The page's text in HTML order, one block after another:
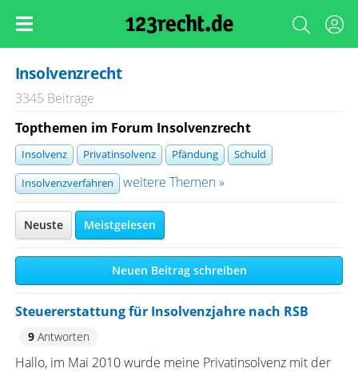
Insolvenzrecht
3345 Beiträge
Topthemen im Forum Insolvenzrecht
Insolvenz Privatinsolvenz Pfändung Schuld
Insolvenzverfahren weitere Themen »
Neuste Meistgelesen
Neuen Beitrag schreiben
Steuererstattung für Insolvenzjahre nach RSB
9Antworten
Hallo, im Mai 2010 wurde meine Privatinsolvenz mit der